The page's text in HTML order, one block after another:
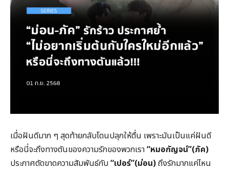
เมื่อฝันดีมาก ๆ สุดท้ายกลับโดนปลุกให้ตื่น เพราะมันเป็นแค่ฝันดี
หรือนี่จะถึงทางตันของความรักของพวกเรา“หมอกัญจน์”(ภัค)
ประกาศตัดขาดความสัมพันธ์กับ“เปอร์”(ม่อน)ถึงรักมากแค่ไหน